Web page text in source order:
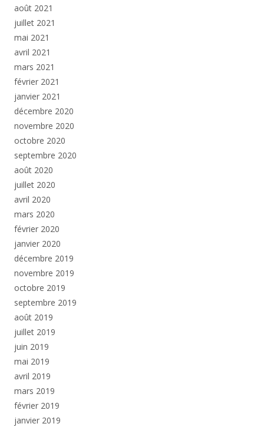
août 2021
juillet 2021
mai 2021
avril 2021
mars 2021
février 2021
janvier 2021
décembre 2020
novembre 2020
octobre 2020
septembre 2020
août 2020
juillet 2020
avril 2020
mars 2020
février 2020
janvier 2020
décembre 2019
novembre 2019
octobre 2019
septembre 2019
août 2019
juillet 2019
juin 2019
mai 2019
avril 2019
mars 2019
février 2019
janvier 2019